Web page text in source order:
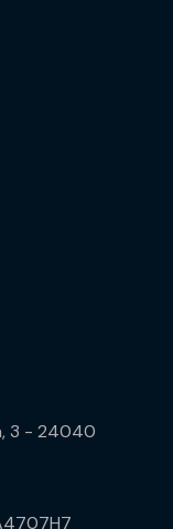
3 - 24040